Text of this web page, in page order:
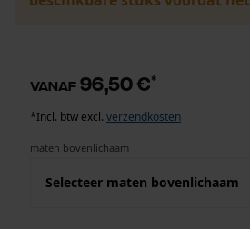
vanaf 96,50 €*
*Incl. btw excl. verzendkosten
maten bovenlichaam
Selecteer maten bovenlichaam